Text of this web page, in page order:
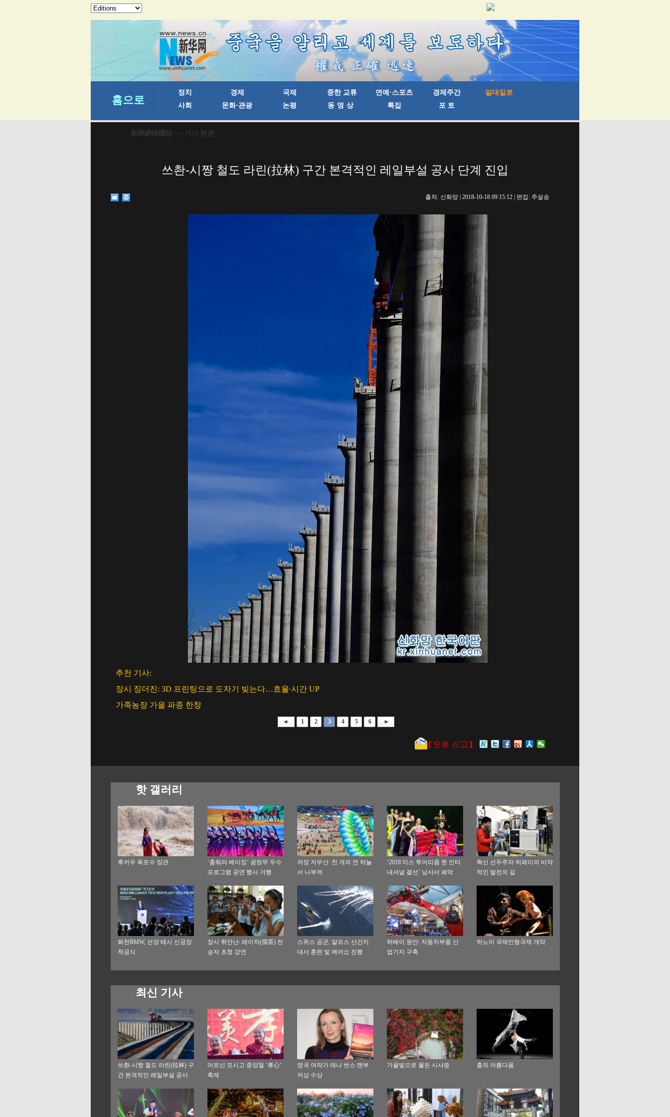
新華網韓國語 >> 기사 본문
쓰촨-시짱 철도 라린(拉林) 구간 본격적인 레일부설 공사 단계 진입
출처: 신화망 | 2018-10-18 09:15:12 | 편집: 주설송
추천 기사:
장시 징더진: 3D 프린팅으로 도자기 빚는다…효율∙시간 UP
가족농장 가을 파종 한창
1 2 3 4 5 6
핫 갤러리
후커우 폭포수 장관
‘춤춰라 베이징’ 광장무 우수
프로그램 공연 행사 거행
저장 저우산: 천 개의 연 하늘
서 나부껴
‘2018 미스 투어리즘 퀸 인터
내셔널 결선’ 닝샤서 폐막
혁신 선두주자 허페이의 비약
적인 발전의 길
화천BMW, 선양 톄시 신공장
착공식
장시 취안난: 레이차(擂茶) 전
승자 초청 강연
스위스 공군, 알프스 산간지
대서 훈련 및 에어쇼 진행
허베이 원안: 자동차부품 산
업기지 구축
하노이 국제인형극제 개막
최신 기사
쓰촨-시짱 철도 라린(拉林) 구
간 본격적인 레일부설 공사
어르신 모시고 중양절 ‘孝心’
축제
영국 여작가 애나 번스 맨부
커상 수상
가을빛으로 물든 시샤쑹 춤의 아름다움